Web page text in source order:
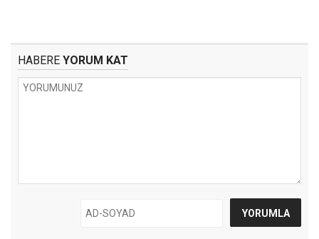
HABERE YORUM KAT